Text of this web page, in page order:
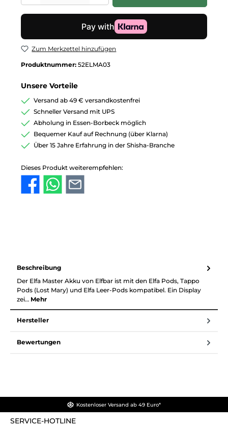
Zum Merkzettel hinzufügen
Produktnummer: 52ELMA03
Unsere Vorteile
Versand ab 49 € versandkostenfrei
Schneller Versand mit UPS
Abholung in Essen-Borbeck möglich
Bequemer Kauf auf Rechnung (über Klarna)
Über 15 Jahre Erfahrung in der Shisha-Branche
Dieses Produkt weiterempfehlen:
Beschreibung
Der Elfa Master Akku von Elfbar ist mit den Elfa Pods, Tappo
Pods (Lost Mary) und Elfa Leer-Pods kompatibel. Ein Display
zei… Mehr
Hersteller
Bewertungen
Kostenloser Versand ab 49 Euro*
SERVICE-HOTLINE